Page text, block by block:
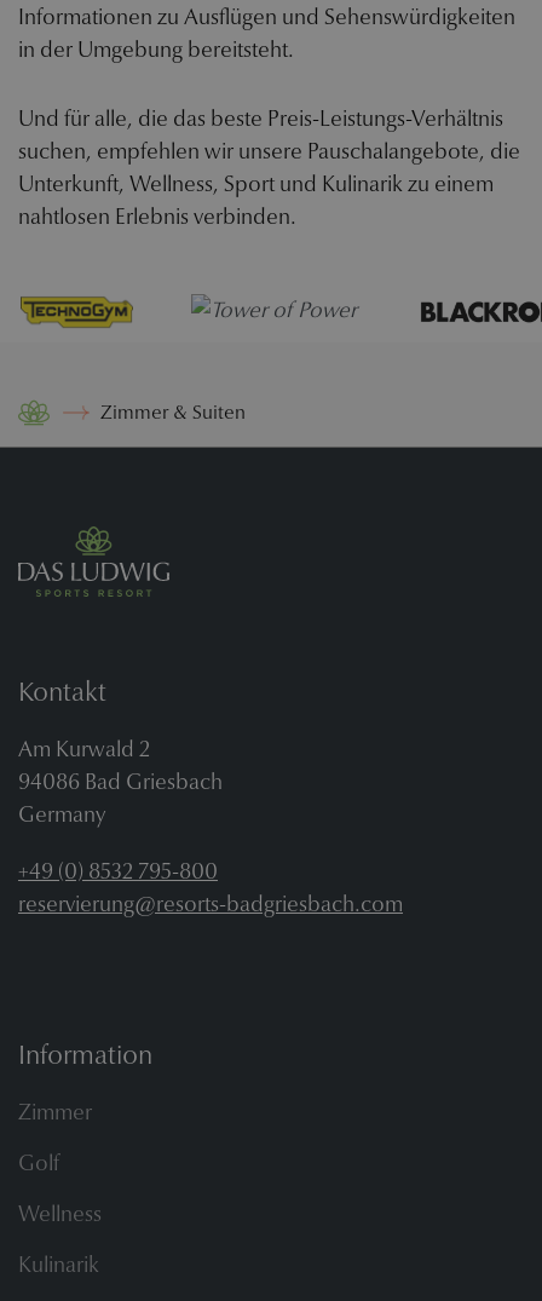
Informationen zu Ausflügen und Sehenswürdigkeiten
in der Umgebung bereitsteht.
Und für alle, die das beste Preis-Leistungs-Verhältnis
suchen, empfehlen wir unsere Pauschalangebote, die
Unterkunft, Wellness, Sport und Kulinarik zu einem
nahtlosen Erlebnis verbinden.
Zimmer & Suiten
Kontakt
Am Kurwald 2
94086 Bad Griesbach
Germany
+49 (0) 8532 795-800
reservierung@resorts-badgriesbach.com
Information
Zimmer
Golf
Wellness
Kulinarik